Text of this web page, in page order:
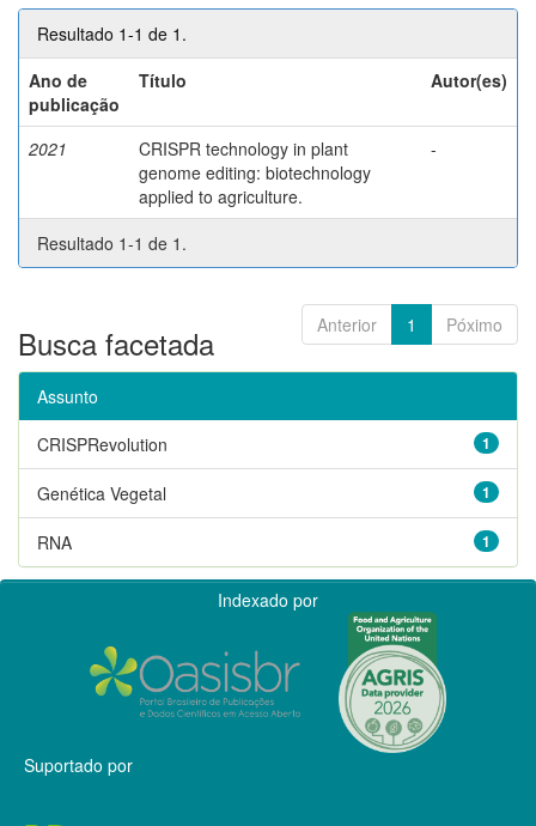
Resultado 1-1 de 1.
Ano de
publicação
Título Autor(es)
2021
CRISPR technology in plant
genome editing: biotechnology
applied to agriculture.
-
Resultado 1-1 de 1.
Anterior 1 Póximo
Busca facetada
Assunto
1
CRISPRevolution
1
Genética Vegetal
1
RNA
Indexado por
Suportado por